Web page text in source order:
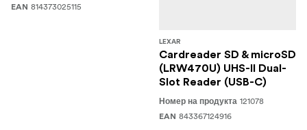
EAN 814373025115
LEXAR
Cardreader SD & microSD
(LRW470U) UHS-II Dual-
Slot Reader (USB-C)
Номер на продукта 121078
EAN 843367124916